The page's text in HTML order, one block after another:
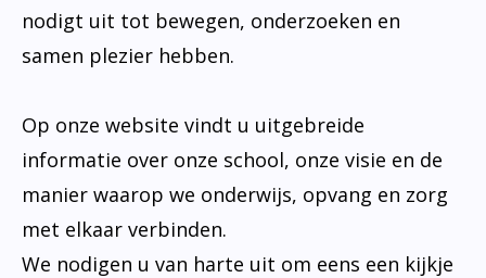
nodigt uit tot bewegen, onderzoeken en
samen plezier hebben.
Op onze website vindt u uitgebreide
informatie over onze school, onze visie en de
manier waarop we onderwijs, opvang en zorg
met elkaar verbinden.
We nodigen u van harte uit om eens een kijkje